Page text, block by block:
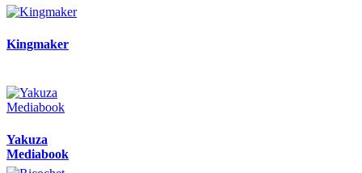
Kingmaker
Yakuza
Mediabook